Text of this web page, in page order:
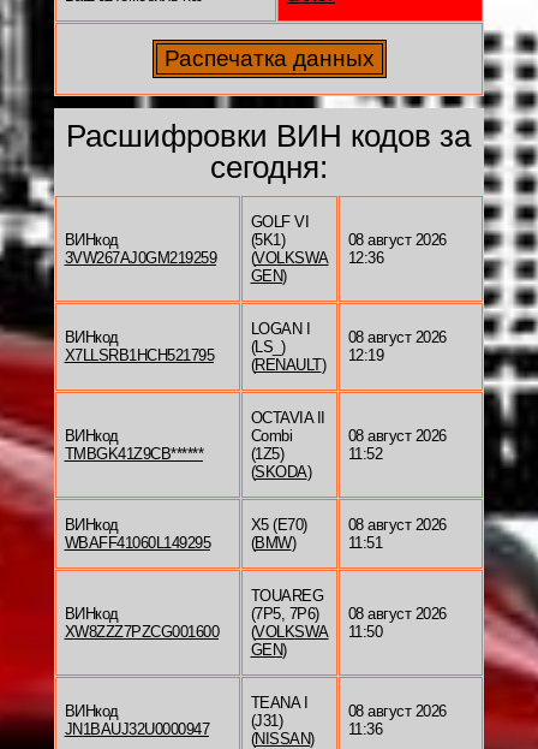
Расшифровки ВИН кодов за
сегодня:
ВИНкод
3VW267AJ0GM219259
GOLF VI
(5K1)
(VOLKSWA
GEN)
08 август 2026
12:36
ВИНкод
X7LLSRB1HCH521795
LOGAN I
(LS_)
(RENAULT)
08 август 2026
12:19
ВИНкод
TMBGK41Z9CB******
OCTAVIA II
Combi
(1Z5)
(SKODA)
08 август 2026
11:52
ВИНкод
WBAFF41060L149295
X5 (E70)
(BMW)
08 август 2026
11:51
ВИНкод
XW8ZZZ7PZCG001600
TOUAREG
(7P5, 7P6)
(VOLKSWA
GEN)
08 август 2026
11:50
ВИНкод
JN1BAUJ32U0000947
TEANA I
(J31)
(NISSAN)
08 август 2026
11:36